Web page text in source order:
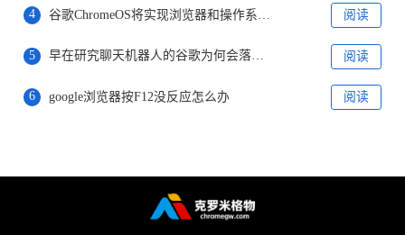
4 阅读
5 早在研究聊天机器人的谷歌为何会落败于微软 阅读
6 google浏览器按F12没反应怎么办 阅读